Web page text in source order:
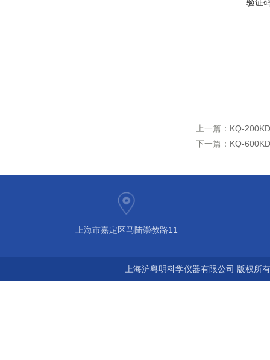
验证
上一篇： KQ-
下一篇： KQ-
上海市嘉定区马陆崇教路11
上海沪粤明科学仪器有限公司 版权所